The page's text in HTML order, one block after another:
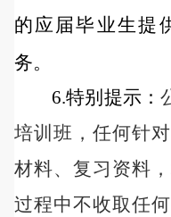
的应届毕业生提
务。
6.特别提示：
培训班，任何针
材料、复习资料
过程中不收取任